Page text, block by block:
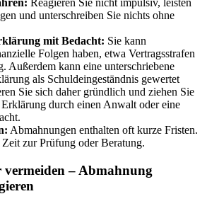
Reagieren Sie nicht impulsiv, leisten
und unterschreiben Sie nichts ohne
mit Bedacht: Sie kann
Folgen haben, etwa Vertragsstrafen
Außerdem kann eine unterschriebene
als Schuldeingeständnis gewertet
Sie sich daher gründlich und ziehen Sie
durch einen Anwalt oder eine
Abmahnungen enthalten oft kurze Fristen.
zur Prüfung oder Beratung.
vermeiden – Abmahnung